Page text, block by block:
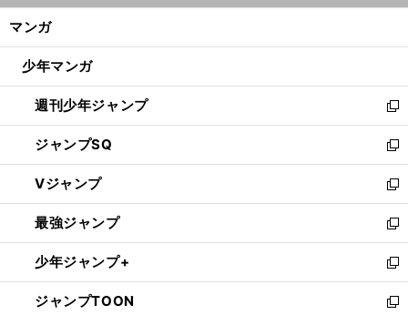
ン
ウ
開
く
マンガ
少年マンガ
週刊少年ジャンプ
新
し
い
ウ
ィ
ン
ド
ウ
で
開
く
ジャンプSQ
新
し
い
ウ
ィ
ン
ド
ウ
で
Vジャンプ
新
し
い
ウ
ィ
ン
ド
最強ジャンプ
新
し
い
ウ
ィ
少年ジャンプ+
新
し
い
ジャンプTOON
新